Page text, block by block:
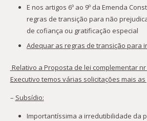
E nos artigos 6º ao 9º da Emenda
regras de transição para não
de cofiança ou gratificação especial
Adequar as regras de transição para
Relativo a Proposta de lei complementar
Executivo temos várias solicitações mais
– Subsídio:
Importantíssima a irredutibilidade da